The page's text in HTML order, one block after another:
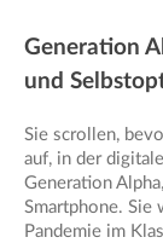
Generation
und
Sie scrollen,
auf, in der
Generation
Smartphone. Sie
Pandemie im